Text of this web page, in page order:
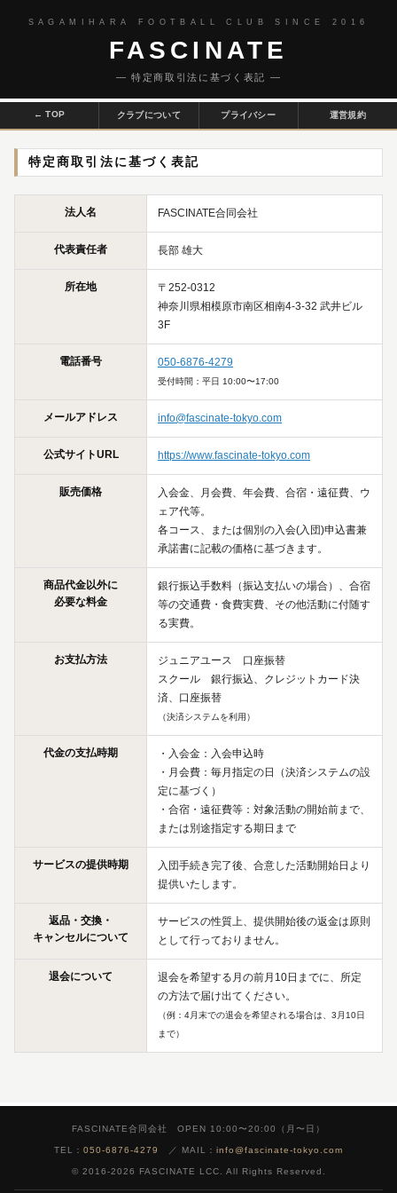
SAGAMIHARA FOOTBALL CLUB SINCE 2016
FASCINATE
― 特定商取引法に基づく表記 ―
← TOP クラブについて プライバシー 運営規約
特定商取引法に基づく表記
法人名 FASCINATE合同会社
代表責任者 長部 雄大
所在地
〒252-0312
神奈川県相模原市南区相南4-3-32 武井ビル
3F
電話番号 050-6876-4279
受付時間：平日 10:00〜17:00
メールアドレス info@fascinate-tokyo.com
公式サイトURL https://www.fascinate-tokyo.com
販売価格
入会金、月会費、年会費、合宿・遠征費、ウ
ェア代等。
各コース、または個別の入会(入団)申込書兼
承諾書に記載の価格に基づきます。
商品代金以外に
必要な料金
銀行振込手数料（振込支払いの場合）、合宿
等の交通費・食費実費、その他活動に付随す
る実費。
お支払方法
ジュニアユース 口座振替
スクール 銀行振込、クレジットカード決
済、口座振替
（決済システムを利用）
代金の支払時期
・入会金：入会申込時
・月会費：毎月指定の日（決済システムの設
定に基づく）
・合宿・遠征費等：対象活動の開始前まで、
または別途指定する期日まで
サービスの提供時期
入団手続き完了後、合意した活動開始日より
提供いたします。
返品・交換・
キャンセルについて
サービスの性質上、提供開始後の返金は原則
として行っておりません。
退会について
退会を希望する月の前月10日までに、所定
の方法で届け出てください。
（例：4月末での退会を希望される場合は、3月10日
まで）
FASCINATE合同会社 OPEN 10:00〜20:00（月〜日）
TEL： 050-6876-4279 ／ MAIL： info@fascinate-tokyo.com
© 2016-2026 FASCINATE LCC. All Rights Reserved.